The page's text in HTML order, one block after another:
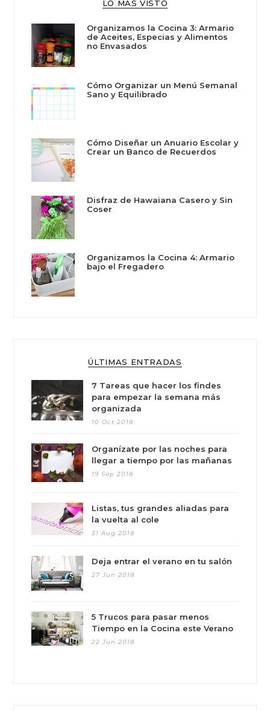
LO MÁS VISTO
Organizamos la Cocina 3: Armario
de Aceites, Especias y Alimentos
no Envasados
Cómo Organizar un Menú Semanal
Sano y Equilibrado
Cómo Diseñar un Anuario Escolar y
Crear un Banco de Recuerdos
Disfraz de Hawaiana Casero y Sin
Coser
Organizamos la Cocina 4: Armario
bajo el Fregadero
ÚLTIMAS ENTRADAS
7 Tareas que hacer los findes
para empezar la semana más
organizada
10 Oct 2018
Organízate por las noches para
llegar a tiempo por las mañanas
19 Sep 2018
Listas, tus grandes aliadas para
la vuelta al cole
31 Aug 2018
Deja entrar el verano en tu salón
27 Jun 2018
5 Trucos para pasar menos
Tiempo en la Cocina este Verano
22 Jun 2018